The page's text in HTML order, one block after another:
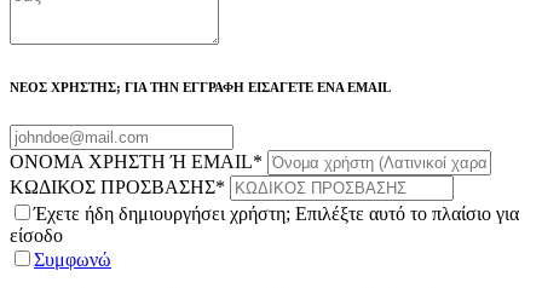
ΝΕΟΣ ΧΡΗΣΤΗΣ; ΓΙΑ ΤΗΝ ΕΓΓΡΑΦΗ ΕΙΣΑΓΕΤΕ ΕΝΑ EMAIL
ΟΝΟΜΑ ΧΡΗΣΤΗ Ή EMAIL*
ΚΩΔΙΚΟΣ ΠΡΟΣΒΑΣΗΣ*
Έχετε ήδη δημιουργήσει χρήστη; Επιλέξτε αυτό το πλαίσιο για
είσοδο
Συμφωνώ